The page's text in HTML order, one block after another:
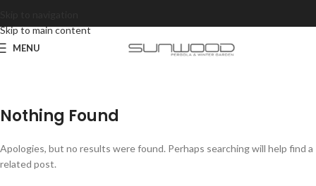
Skip to main content
MENU
Nothing Found
Apologies, but no results were found. Perhaps searching will help find a
related post.